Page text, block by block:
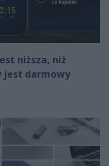
niższa, niż
jest darmowy